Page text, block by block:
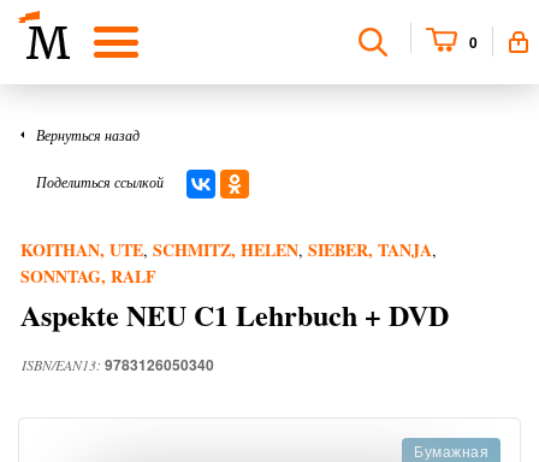
0
Вернуться назад
Поделиться ссылкой
KOITHAN, UTE, SCHMITZ, HELEN, SIEBER, TANJA,
SONNTAG, RALF
Aspekte NEU C1 Lehrbuch + DVD
ISBN/EAN13: 9783126050340
Бумажная